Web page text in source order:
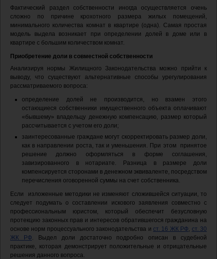
Фактический раздел собственности иногда осуществляется очень
сложно по причине крохотного размера жилых помещений,
минимального количества комнат в квартире (одна). Самая простая
модель выдела возникает при определении долей в доме или в
квартире с большим количеством комнат.
Приобретение доли в совместной собственности
Анализируя нормы Жилищного Законодательства можно прийти к
выводу, что существуют альтернативные способы урегулирования
рассматриваемого вопроса:
определение долей не производится, но взамен этого
остающиеся собственники имущественного объекта оплачивают
«бывшему» владельцу денежную компенсацию, размер который
рассчитывается с учетом его доли;
заинтересованные граждане могут скорректировать размер доли,
как в направлении роста, так и уменьшения. При этом принятое
решение должно оформляться в форме соглашения,
завизированного в нотариате. Разница в размере доли
компенсируется сторонами в денежном эквиваленте, посредством
перечисления оговоренной суммы на счет собственника.
Если изложенные методики не изменяют сложившейся ситуации, то
следует подумать о составлении искового заявления совместно с
профессиональным юристом, который обеспечит безусловную
протекцию законных прав и интересов обратившегося гражданина на
основе норм процессуального законодательства и ст. 16 ЖК РФ, ст. 30
ЖК РФ. Выдел доли достаточно подробно описан в судебной
практике, которая демонстрирует положительные и отрицательные
решения данного вопроса.